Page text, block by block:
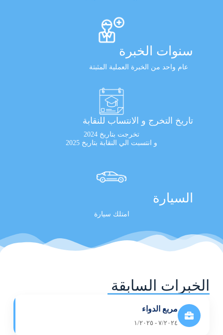
سنوات الخبرة
عام واحد من الخبرة العملية المثبتة
تاريخ التخرج و الانتساب للنقابة
تخرجت بتاريخ 2024
و انتسبت الي النقابة بتاريخ 2025
السيارة
امتلك سيارة
الخبرات السابقة
مربع الدواء
٧/٢٠٢٤ - ١/٢٠٢٥